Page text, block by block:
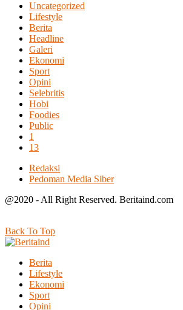
Uncategorized
Lifestyle
Berita
Headline
Galeri
Ekonomi
Sport
Opini
Selebritis
Hobi
Foodies
Public
1
13
Redaksi
Pedoman Media Siber
@2020 - All Right Reserved. Beritaind.com
Back To Top
Berita
Lifestyle
Ekonomi
Sport
Opini